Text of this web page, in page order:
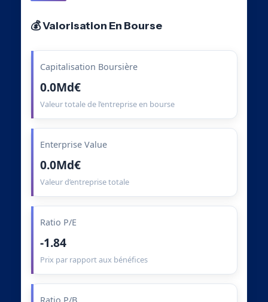
💰 Valorisation En Bourse
Capitalisation Boursière
0.0Md€
Valeur totale de l’entreprise en bourse
Enterprise Value
0.0Md€
Valeur d’entreprise totale
Ratio P/E
-1.84
Prix par rapport aux bénéfices